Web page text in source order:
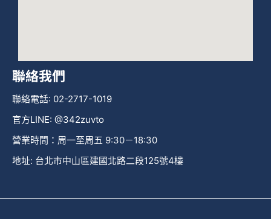
聯絡我們
聯絡電話: 02-2717-1019
官方LINE: @342zuvto
營業時間：周一至周五 9:30－18:30
地址: 台北市中山區建國北路二段125號4樓